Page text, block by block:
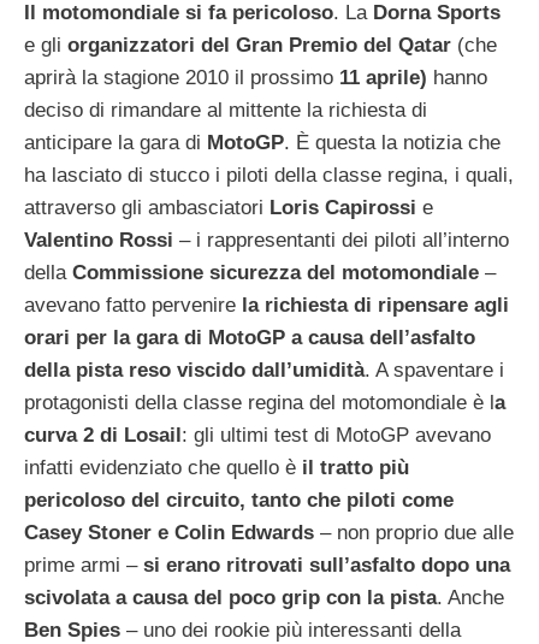
Il motomondiale si fa pericoloso. La Dorna Sports
e gli organizzatori del Gran Premio del Qatar (che
aprirà la stagione 2010 il prossimo 11 aprile) hanno
deciso di rimandare al mittente la richiesta di
anticipare la gara di MotoGP. È questa la notizia che
ha lasciato di stucco i piloti della classe regina, i quali,
attraverso gli ambasciatori Loris Capirossi e
Valentino Rossi – i rappresentanti dei piloti all’interno
della Commissione sicurezza del motomondiale –
avevano fatto pervenire la richiesta di ripensare agli
orari per la gara di MotoGP a causa dell’asfalto
della pista reso viscido dall’umidità. A spaventare i
protagonisti della classe regina del motomondiale è l a
curva 2 di Losail : gli ultimi test di MotoGP avevano
infatti evidenziato che quello è il tratto più
pericoloso del circuito, tanto che piloti come
Casey Stoner e Colin Edwards – non proprio due alle
prime armi –si erano ritrovati sull’asfalto dopo una
scivolata a causa del poco grip con la pista. Anche
Ben Spies – uno dei rookie più interessanti della